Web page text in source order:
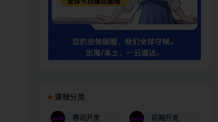
课程分类
移动开发 前端开发